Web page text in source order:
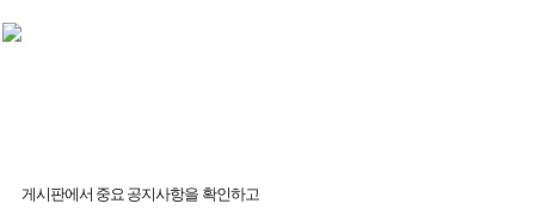
게시판에서 중요 공지사항을 확인하고